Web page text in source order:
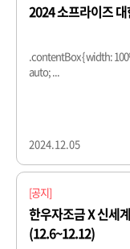
2024 소프라이즈
.contentBox { width:
auto; ...
2024.12.05
[공지]
한우자조금 X 신세
(12.6~12.12)